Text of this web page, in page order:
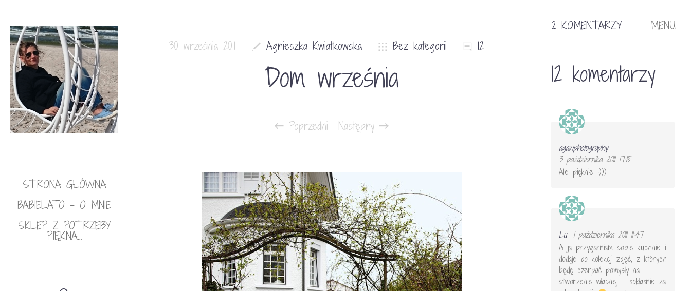
STRONA GŁÓWNA
BABIELATO – O MNIE
SKLEP Z POTRZEBY
PIĘKNA…
30 września 2011 Agnieszka Kwiatkowska Bez kategorii 12
Dom września
Poprzedni Następny
12 KOMENTARZY MENU
12 komentarzy
agawphotography
3 października 2011 17:15
Ale pięknie :)))
Lu
1 października 2011 11:47
A ja przygarniam sobie kuchnie i
dodaje do kolekcji zdjęć, z których
będę czerpać pomysły na
stworzenie własnej – dokładnie za